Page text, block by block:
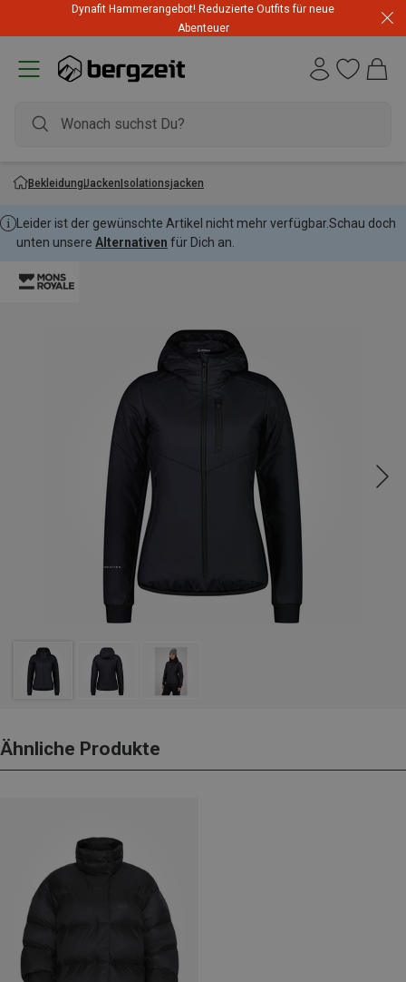
Dynafit Hammerangebot! Reduzierte Outfits für neue
Abenteuer
BekleidungJackenIsolationsjacken
Leider ist der gewünschte Artikel nicht mehr verfügbar.Schau doch
unten unsere Alternativen für Dich an.
Ähnliche Produkte